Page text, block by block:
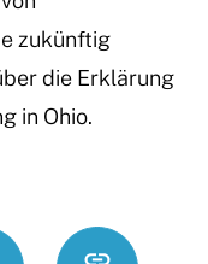
zukünftig
die Erklärung
in Ohio.
https://
Link